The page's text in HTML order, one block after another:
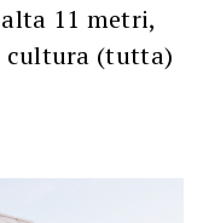
11 metri,
cultura (tutta)